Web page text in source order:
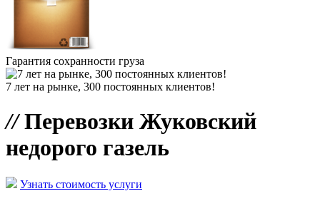
Гарантия сохранности груза
7 лет на рынке, 300 постоянных клиентов!
//Перевозки Жуковский
недорого газель
Узнать стоимость услуги